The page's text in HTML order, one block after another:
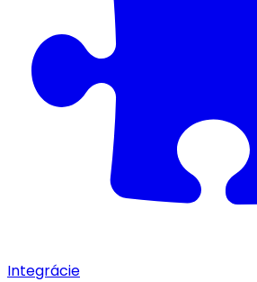
Integrácie